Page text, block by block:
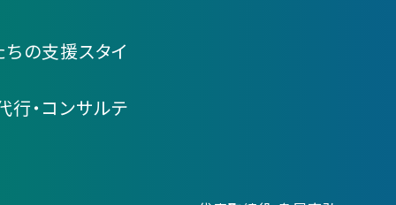
の支援スタイ
・コンサルテ